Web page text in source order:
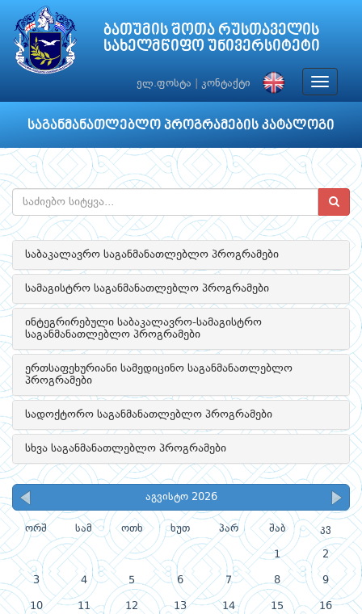
ბათუმის შოთა რუსთაველის
სახელმწიფო უნივერსიტეტი
ელ.ფოსტა კონტაქტი
Toggle
საგანმანათლებლო პროგრამების კატალოგი
საბაკალავრო საგანმანათლებლო პროგრამები
სამაგისტრო საგანმანათლებლო პროგრამები
ინტეგრირებული საბაკალავრო-სამაგისტრო
საგანმანათლებლო პროგრამები
ერთსაფეხურიანი სამედიცინო საგანმანათლებლო
პროგრამები
სადოქტორო საგანმანათლებლო პროგრამები
სხვა საგანმანათლებლო პროგრამები
აგვისტო 2026
ორშ სამ ოთხ ხუთ პარ შაბ კვ
1 2
3 4 5 6 7 8 9
10 11 12 13 14 15 16